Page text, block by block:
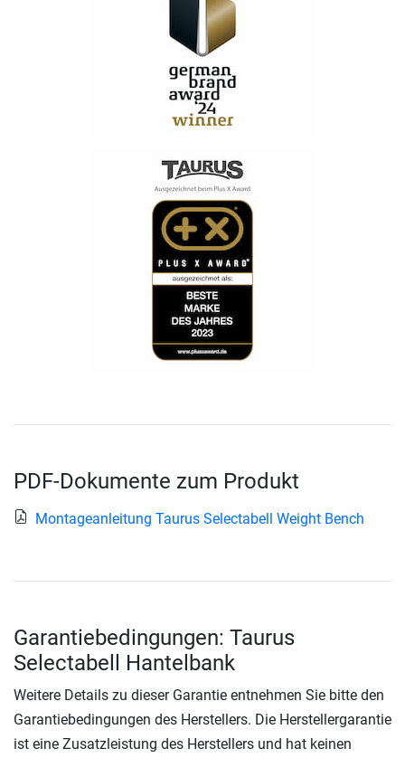
PDF-Dokumente zum Produkt
Montageanleitung Taurus Selectabell Weight Bench
Garantiebedingungen: Taurus
Selectabell Hantelbank
Weitere Details zu dieser Garantie entnehmen Sie bitte den
Garantiebedingungen des Herstellers. Die Herstellergarantie
ist eine Zusatzleistung des Herstellers und hat keinen